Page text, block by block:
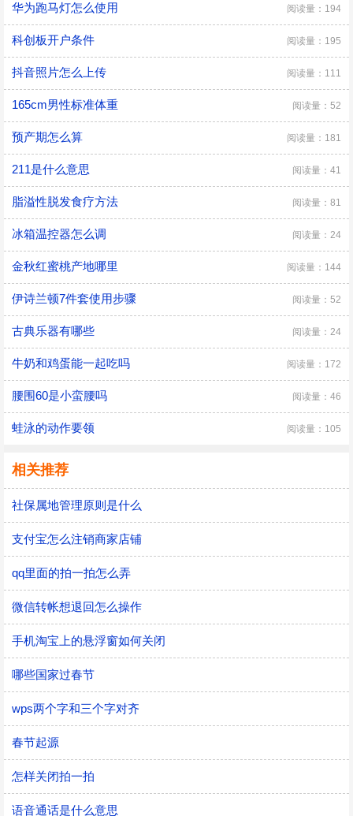
华为跑马灯怎么使用 阅读量：194
科创板开户条件 阅读量：195
抖音照片怎么上传 阅读量：111
165cm男性标准体重 阅读量：52
预产期怎么算 阅读量：181
211是什么意思 阅读量：41
脂溢性脱发食疗方法 阅读量：81
冰箱温控器怎么调 阅读量：24
金秋红蜜桃产地哪里 阅读量：144
伊诗兰顿7件套使用步骤 阅读量：52
古典乐器有哪些 阅读量：24
牛奶和鸡蛋能一起吃吗 阅读量：172
腰围60是小蛮腰吗 阅读量：46
蛙泳的动作要领 阅读量：105
相关推荐
社保属地管理原则是什么
支付宝怎么注销商家店铺
qq里面的拍一拍怎么弄
微信转帐想退回怎么操作
手机淘宝上的悬浮窗如何关闭
哪些国家过春节
wps两个字和三个字对齐
春节起源
怎样关闭拍一拍
语音通话是什么意思